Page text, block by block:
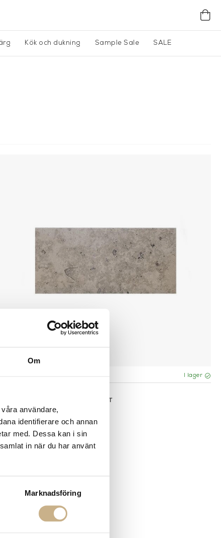
Om
användare,
identifierare och annan
med. Dessa kan i sin
in när du har använt
Marknadsföring
Kök och dukning Sample Sale SALE
I lager
7.993 kr